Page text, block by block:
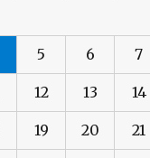
5 6 7
12 13 14
19 20 21